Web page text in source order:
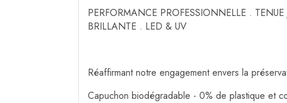
PERFORMANCE PROFESSIONNELLE .
BRILLANTE . LED & UV
Réaffirmant notre engagement envers la
Capuchon biodégradable - 0% de plastique et